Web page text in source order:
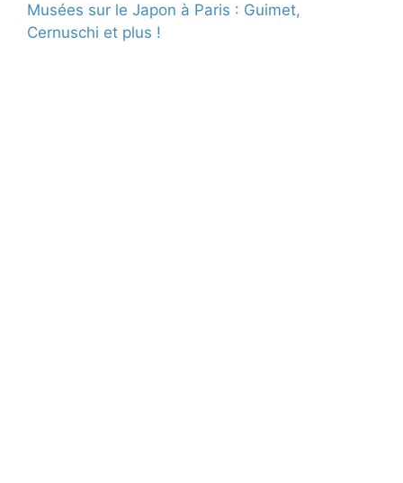
Musées sur le Japon à Paris : Guimet,
Cernuschi et plus !